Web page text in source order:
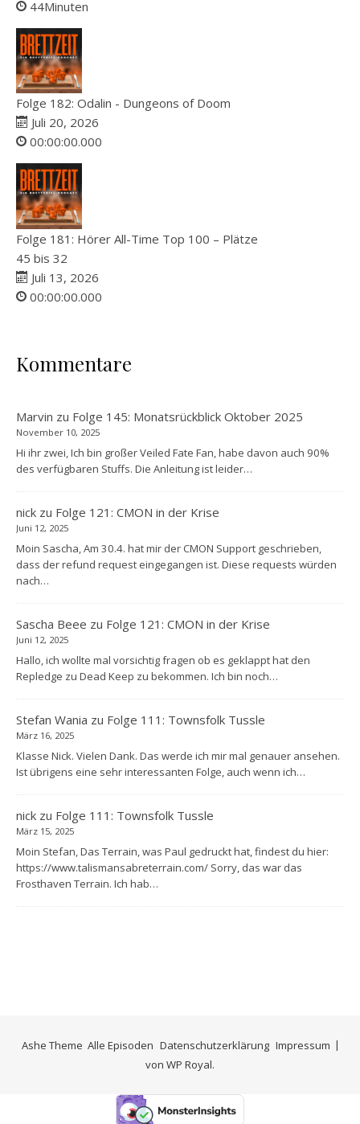
44Minuten
Folge 182: Odalin - Dungeons of Doom
Juli 20, 2026
00:00:00.000
Folge 181: Hörer All-Time Top 100 – Plätze
45 bis 32
Juli 13, 2026
00:00:00.000
Kommentare
Marvin zu Folge 145: Monatsrückblick Oktober 2025
November 10, 2025
Hi ihr zwei, Ich bin großer Veiled Fate Fan, habe davon auch 90%
des verfügbaren Stuffs. Die Anleitung ist leider…
nick zu Folge 121: CMON in der Krise
Juni 12, 2025
Moin Sascha, Am 30.4. hat mir der CMON Support geschrieben,
dass der refund request eingegangen ist. Diese requests würden
nach…
Sascha Beee zu Folge 121: CMON in der Krise
Juni 12, 2025
Hallo, ich wollte mal vorsichtig fragen ob es geklappt hat den
Repledge zu Dead Keep zu bekommen. Ich bin noch…
Stefan Wania zu Folge 111: Townsfolk Tussle
März 16, 2025
Klasse Nick. Vielen Dank. Das werde ich mir mal genauer ansehen.
Ist übrigens eine sehr interessanten Folge, auch wenn ich…
nick zu Folge 111: Townsfolk Tussle
März 15, 2025
Moin Stefan, Das Terrain, was Paul gedruckt hat, findest du hier:
https://www.talismansabreterrain.com/ Sorry, das war das
Frosthaven Terrain. Ich hab…
Alle Episoden Datenschutzerklärung Impressum
Ashe Theme
von WP Royal.